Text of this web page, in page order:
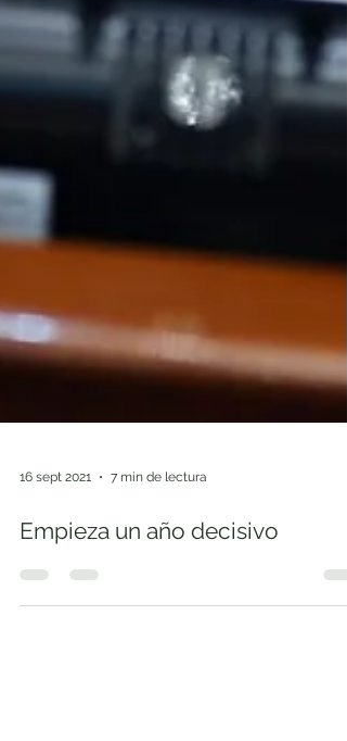
Empieza un año decisivo